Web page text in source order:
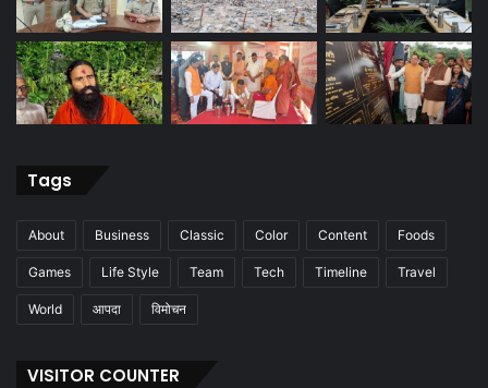
Tags
About Business Classic Color Content Foods
Games Life Style Team Tech Timeline Travel
World आपदा विमोचन
VISITOR COUNTER